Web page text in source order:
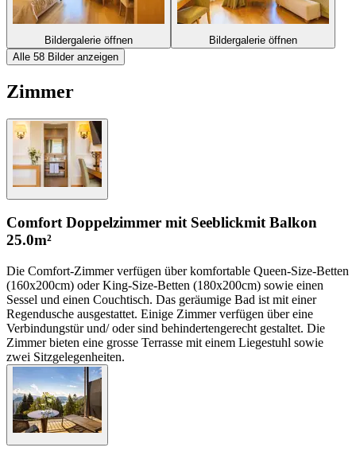
Bildergalerie öffnen
Bildergalerie öffnen
Alle 58 Bilder anzeigen
Zimmer
Comfort Doppelzimmer mit Seeblickmit Balkon
25.0m²
Die Comfort-Zimmer verfügen über komfortable Queen-Size-Betten
(160x200cm) oder King-Size-Betten (180x200cm) sowie einen
Sessel und einen Couchtisch. Das geräumige Bad ist mit einer
Regendusche ausgestattet. Einige Zimmer verfügen über eine
Verbindungstür und/ oder sind behindertengerecht gestaltet. Die
Zimmer bieten eine grosse Terrasse mit einem Liegestuhl sowie
zwei Sitzgelegenheiten.